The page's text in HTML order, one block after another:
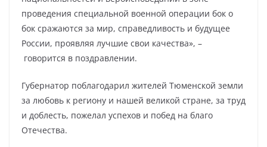
проведения специальной военной операции бок о
бок сражаются за мир, справедливость и будущее
России, проявляя лучшие свои качества», –
говорится в поздравлении.
Губернатор поблагодарил жителей Тюменской земли
за любовь к региону и нашей великой стране, за труд
и доблесть, пожелал успехов и побед на благо
Отечества.